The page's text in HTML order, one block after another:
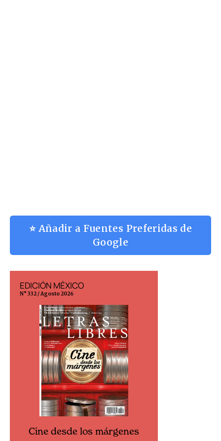
⭐ Añadir a Fuentes Preferidas de
Google
EDICIÓN MÉXICO
N° 332 / Agosto 2026
Cine desde los márgenes